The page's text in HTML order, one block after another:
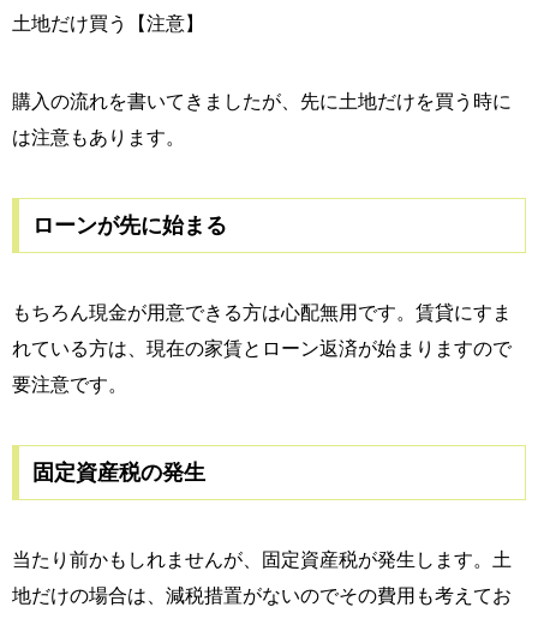
土地だけ買う【注意】
購入の流れを書いてきましたが、先に土地だけを買う時に
は注意もあります。
ローンが先に始まる
もちろん現金が用意できる方は心配無用です。賃貸にすま
れている方は、現在の家賃とローン返済が始まりますので
要注意です。
固定資産税の発生
当たり前かもしれませんが、固定資産税が発生します。土
地だけの場合は、減税措置がないのでその費用も考えてお